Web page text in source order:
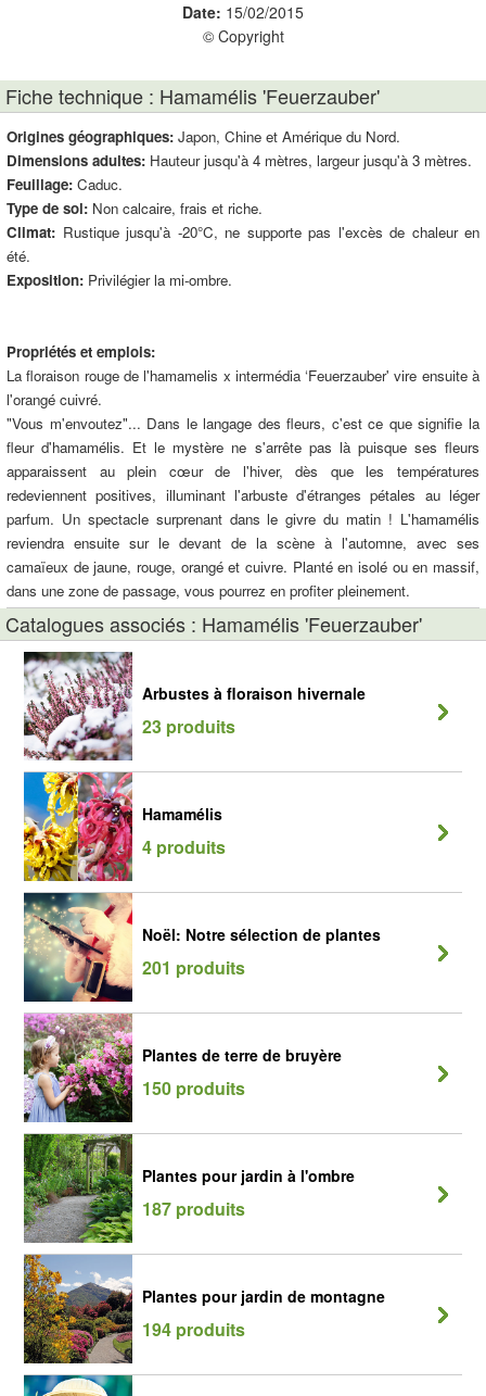
Date: 15/02/2015
© Copyright
Fiche technique : Hamamélis 'Feuerzauber'
Origines géographiques: Japon, Chine et Amérique du Nord.
Dimensions adultes: Hauteur jusqu'à 4 mètres, largeur jusqu'à 3 mètres.
Feuillage: Caduc.
Type de sol: Non calcaire, frais et riche.
Climat: Rustique jusqu'à -20°C, ne supporte pas l'excès de chaleur en
été.
Exposition: Privilégier la mi-ombre.
Propriétés et emplois:
La floraison rouge de l'hamamelis x intermédia ‘Feuerzauber' vire ensuite à
l'orangé cuivré.
"Vous m'envoutez"... Dans le langage des fleurs, c'est ce que signifie la
fleur d'hamamélis. Et le mystère ne s'arrête pas là puisque ses fleurs
apparaissent au plein cœur de l'hiver, dès que les températures
redeviennent positives, illuminant l'arbuste d'étranges pétales au léger
parfum. Un spectacle surprenant dans le givre du matin ! L'hamamélis
reviendra ensuite sur le devant de la scène à l'automne, avec ses
camaïeux de jaune, rouge, orangé et cuivre. Planté en isolé ou en massif,
dans une zone de passage, vous pourrez en profiter pleinement.
Catalogues associés : Hamamélis 'Feuerzauber'
Arbustes à floraison hivernale
23 produits
Hamamélis
4 produits
Noël: Notre sélection de plantes
201 produits
Plantes de terre de bruyère
150 produits
Plantes pour jardin à l'ombre
187 produits
Plantes pour jardin de montagne
194 produits